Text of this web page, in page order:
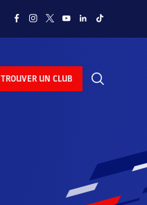
TROUVER UN CLUB